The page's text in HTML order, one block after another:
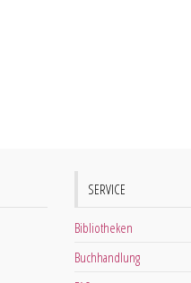
SERVICE
Bibliotheken
Buchhandlung